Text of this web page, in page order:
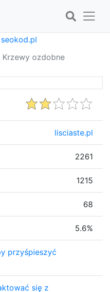
Krzewy ozdobne
lisciaste.pl
2261
1215
68
5.6%
przyśpieszyć
się z